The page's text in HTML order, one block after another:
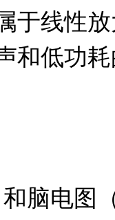
于线性
和低功